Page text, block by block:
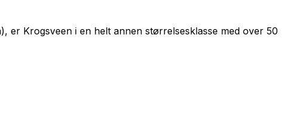
er Krogsveen i en helt annen størrelsesklasse med over 50